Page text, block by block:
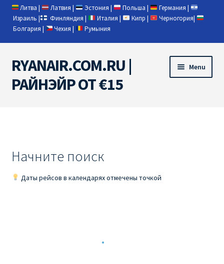
Литва | Латвия | Эстония | Польша | Германия |
Израиль | Финляндия | Италия | Кипр | Черногория|
Болгария | Чехия | Румыния
Skip
to
navigation
Skip
to
content
RYANAIR.COM.RU |
РАЙНЭЙР ОТ €15
Menu
RYANAIR PL ОТ € 9
Начните поиск
Даты рейсов в календарях отмечены точкой